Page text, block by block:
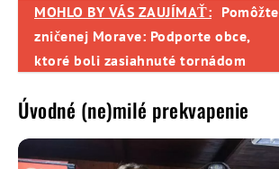
MOHLO BY VÁS ZAUJÍMAŤ: Pomôžte
zničenej Morave: Podporte obce,
ktoré boli zasiahnuté tornádom
Úvodné (ne)milé prekvapenie